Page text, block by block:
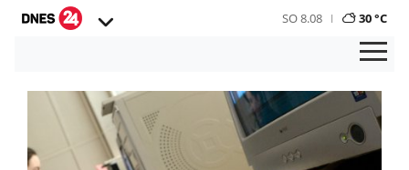
SO 8.08 30 °C